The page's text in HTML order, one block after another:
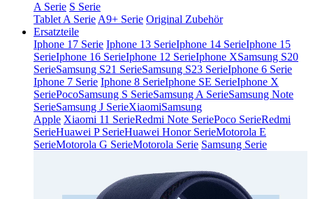
A Serie S Serie
Tablet A Serie A9+ Serie Original Zubehör
Ersatzteile
Iphone 17 Serie Iphone 13 SerieIphone 14 SerieIphone 15
SerieIphone 16 SerieIphone 12 SerieIphone XSamsung S20
SerieSamsung S21 SerieSamsung S23 SerieIphone 6 Serie
Iphone 7 Serie Iphone 8 SerieIphone SE SerieIphone X
SeriePocoSamsung S SerieSamsung A SerieSamsung Note
SerieSamsung J SerieXiaomiSamsung
Apple Xiaomi 11 SerieRedmi Note SeriePoco SerieRedmi
SerieHuawei P SerieHuawei Honor SerieMotorola E
SerieMotorola G SerieMotorola Serie Samsung Serie